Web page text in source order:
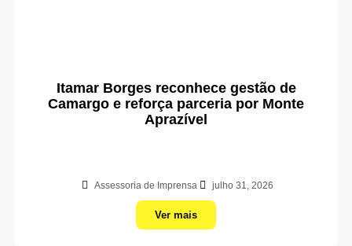
Itamar Borges reconhece gestão de
Camargo e reforça parceria por Monte
Aprazível
Assessoria de Imprensa julho 31, 2026
Ver mais